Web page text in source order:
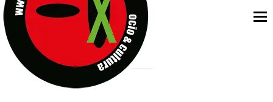
MILITARES JUDÍAS EN #EXVITA
D’BALDOMEROS REINVENTAN [BITÁCORA 3.0] EN EXVITA
MARSHALL FLASH PRESENTA EN EXVITA [RELATIVA
JOFRE BARDAGÍ EN EXVITA INTERPRETANDO A SERRAT